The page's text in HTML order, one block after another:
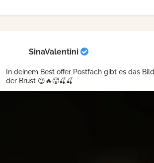
SinaValentini
In deinem Best offer Postfach gibt es das
der Brust 😉🔥🥵🍒🍒